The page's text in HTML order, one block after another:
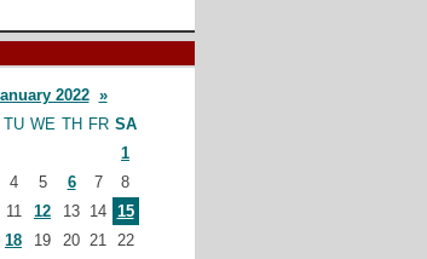
2022 »
TU WE TH FR SA
1
4 5 6 7
8
11 12 13 14 15
18 19 20 21 22